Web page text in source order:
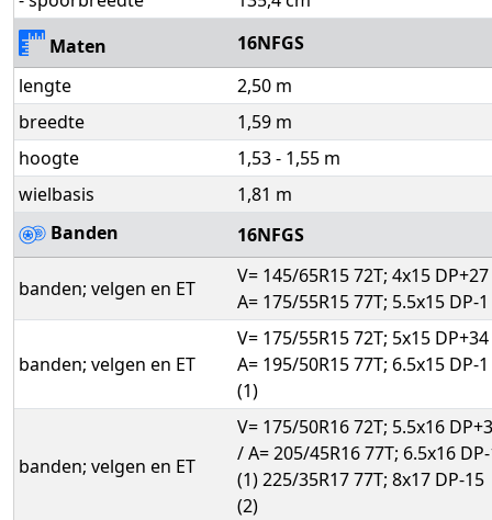
Maten
16NFGS
lengte
2,50 m
breedte
1,59 m
hoogte
1,53 - 1,55 m
wielbasis
1,81 m
Banden
16NFGS
banden; velgen en ET
V= 145/65R15 72T; 4x15
A= 175/55R15 77T; 5.5x15 DP-1
banden; velgen en ET
V= 175/55R15 72T; 5x15
A= 195/50R15 77T; 6.5x15 DP-1
(1)
banden; velgen en ET
V= 175/50R16 72T; 5.5x16
/ A= 205/45R16 77T; 6.5x16
(1) 225/35R17 77T; 8x17 DP-15
(2)